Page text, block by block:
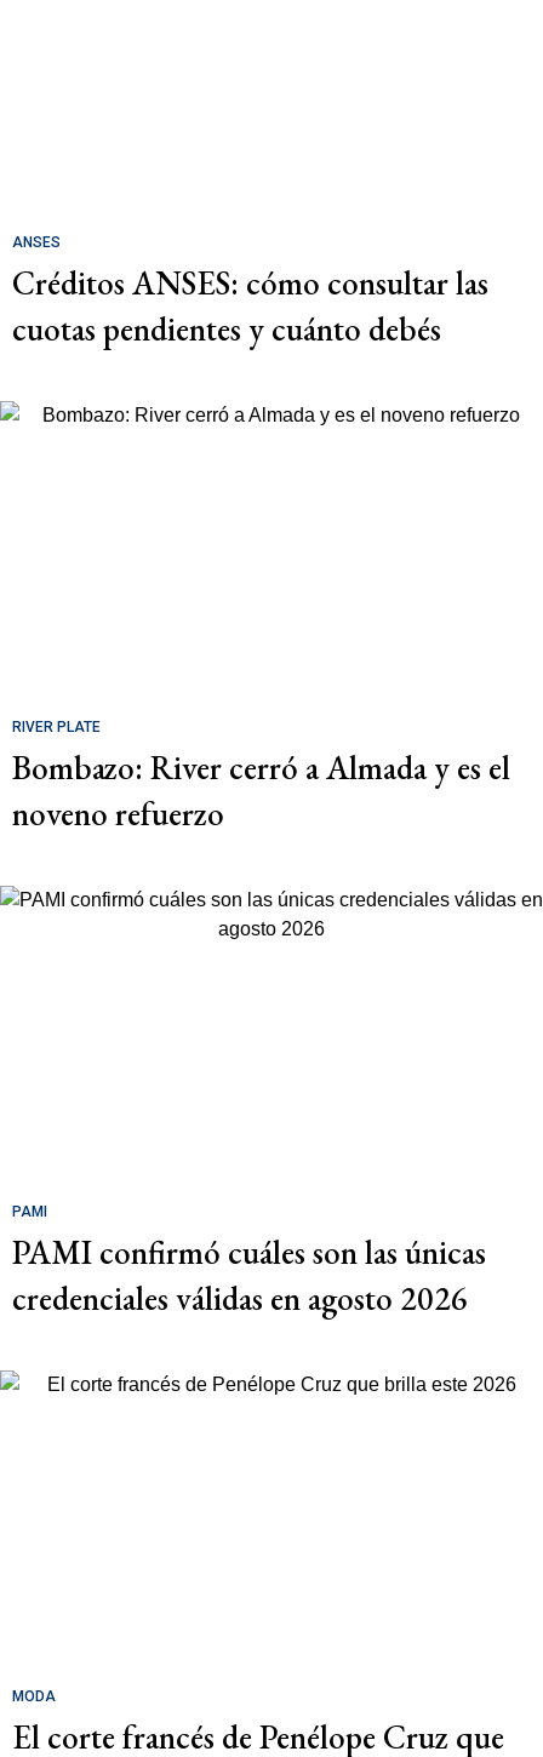
ANSES
Créditos ANSES: cómo consultar las
cuotas pendientes y cuánto debés
RIVER PLATE
Bombazo: River cerró a Almada y es el
noveno refuerzo
PAMI
PAMI confirmó cuáles son las únicas
credenciales válidas en agosto 2026
MODA
El corte francés de Penélope Cruz que